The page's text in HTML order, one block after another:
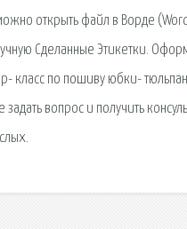
открыть файл в Ворде
Сделанные Этикетки.
класс по пошиву юбки-
вопрос и получить